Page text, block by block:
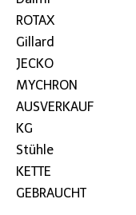
ROTAX
Gillard
JECKO
MYCHRON
AUSVERKAUF
KG
Stühle
KETTE
GEBRAUCHT